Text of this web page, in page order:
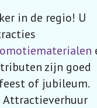
in de regio! U
zijn goed
of jubileum.